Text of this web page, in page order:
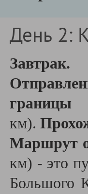
День 2:
Завтрак.
границы
км).
Маршрут
км) - это
Большого